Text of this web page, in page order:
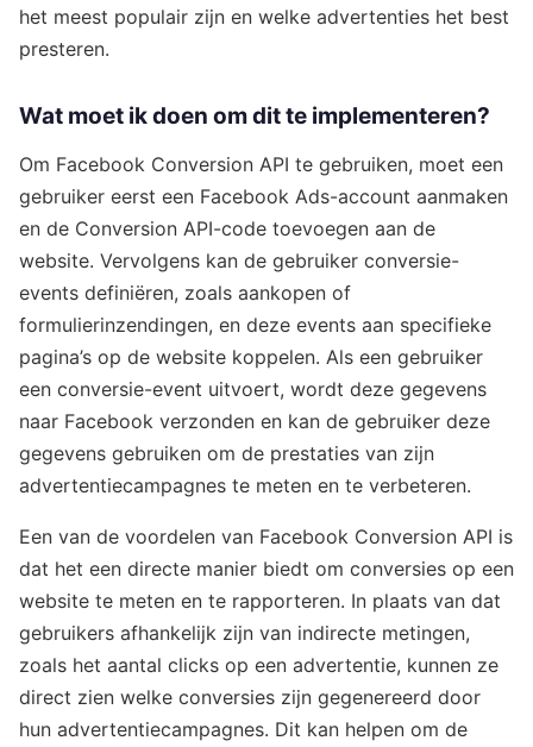
het meest populair zijn en welke advertenties het best
presteren.
Wat moet ik doen om dit te implementeren?
Om Facebook Conversion API te gebruiken, moet een
gebruiker eerst een Facebook Ads-account aanmaken
en de Conversion API-code toevoegen aan de
website. Vervolgens kan de gebruiker conversie-
events definiëren, zoals aankopen of
formulierinzendingen, en deze events aan specifieke
pagina’s op de website koppelen. Als een gebruiker
een conversie-event uitvoert, wordt deze gegevens
naar Facebook verzonden en kan de gebruiker deze
gegevens gebruiken om de prestaties van zijn
advertentiecampagnes te meten en te verbeteren.
Een van de voordelen van Facebook Conversion API is
dat het een directe manier biedt om conversies op een
website te meten en te rapporteren. In plaats van dat
gebruikers afhankelijk zijn van indirecte metingen,
zoals het aantal clicks op een advertentie, kunnen ze
direct zien welke conversies zijn gegenereerd door
hun advertentiecampagnes. Dit kan helpen om de